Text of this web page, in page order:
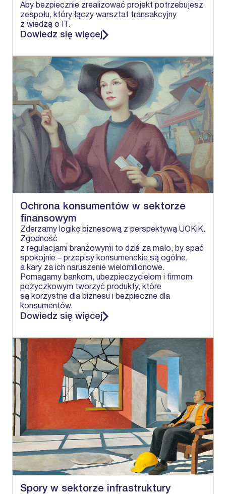
Aby bezpiecznie zrealizować projekt potrzebujesz
zespołu, który łączy warsztat transakcyjny
z wiedzą o IT.
Dowiedz się więcej
Ochrona konsumentów w sektorze
finansowym
Zderzamy logikę biznesową z perspektywą UOKiK.
Zgodność
z regulacjami branżowymi to dziś za mało, by spać
spokojnie – przepisy konsumenckie są ogólne,
a kary za ich naruszenie wielomilionowe.
Pomagamy bankom, ubezpieczycielom i firmom
pożyczkowym tworzyć produkty, które
są korzystne dla biznesu i bezpieczne dla
konsumentów.
Dowiedz się więcej
Spory w sektorze infrastruktury